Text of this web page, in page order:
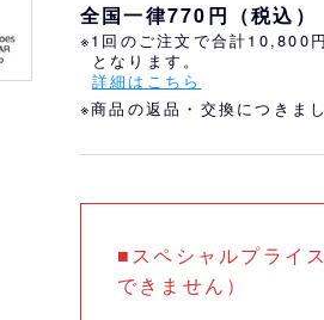
全国一律770円（税込）
※1回のご注文で合計10,800
となります。
詳細はこちら
※商品の返品・交換につきま
■スペシャルプライ
できません）